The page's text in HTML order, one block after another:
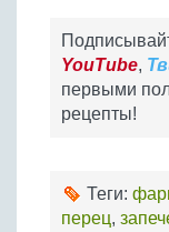
YouTube,
первыми
рецепты!
Теги:
перец,